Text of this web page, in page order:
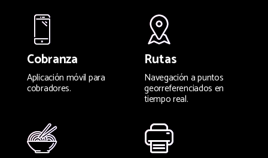
Cobranza
Aplicación móvil para
cobradores.
Rutas
Navegación a puntos
georreferenciados en
tiempo real.